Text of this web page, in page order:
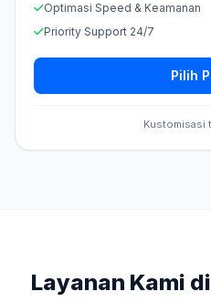
Optimasi Speed & Keamanan
Priority Support 24/7
Pilih
Kustomisasi
Layanan Kami